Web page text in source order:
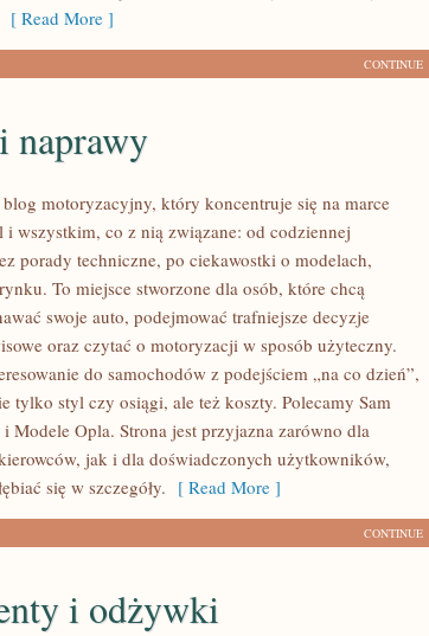
[ Read More ]
CONTINUE
naprawy
motoryzacyjny, który koncentruje się na marce
i wszystkim, co z nią związane: od codziennej
porady techniczne, po ciekawostki o modelach,
To miejsce stworzone dla osób, które chcą
swoje auto, podejmować trafniejsze decyzje
oraz czytać o motoryzacji w sposób użyteczny.
do samochodów z podejściem „na co dzień”,
tylko styl czy osiągi, ale też koszty. Polecamy Sam
Modele Opla. Strona jest przyjazna zarówno dla
jak i dla doświadczonych użytkowników,
się w szczegóły. [ Read More ]
CONTINUE
i odżywki